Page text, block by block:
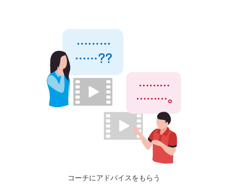
コーチにアドバイスをもらう